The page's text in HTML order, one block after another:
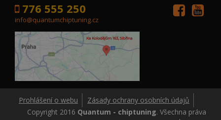
776 555 250
info@quantumchiptuning.cz
Prohlášení o webu
Zásady ochrany osobních údajů
Copyright 2016 Quantum - chiptuning. Všechna práva